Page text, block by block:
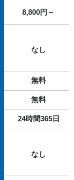
8,800円～
なし
無料
無料
24時間365日
なし